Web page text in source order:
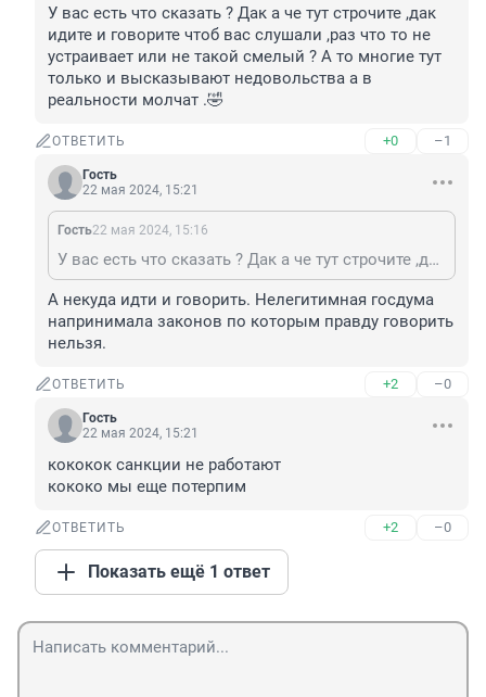
У вас есть что сказать ? Дак а че тут строчите ,дак
идите и говорите чтоб вас слушали ,раз что то не
устраивает или не такой смелый ? А то многие тут
только и высказывают недовольства а в
реальности молчат .🤣
ОТВЕТИТЬ +0 –1
Гость
22 мая 2024, 15:21
Гость22 мая 2024, 15:16
У вас есть что сказать ? Дак а че тут строчите ,дак идите и говорите чтоб вас слушали ,раз что то не устраивает или не такой смелый ? А то многие тут только и высказывают недовольства а в реальности молчат .🤣
А некуда идти и говорить. Нелегитимная госдума
напринимала законов по которым правду говорить
нельзя.
ОТВЕТИТЬ +2 –0
Гость
22 мая 2024, 15:21
кококок санкции не работают
кококо мы еще потерпим
ОТВЕТИТЬ +2 –0
Показать ещё 1 ответ